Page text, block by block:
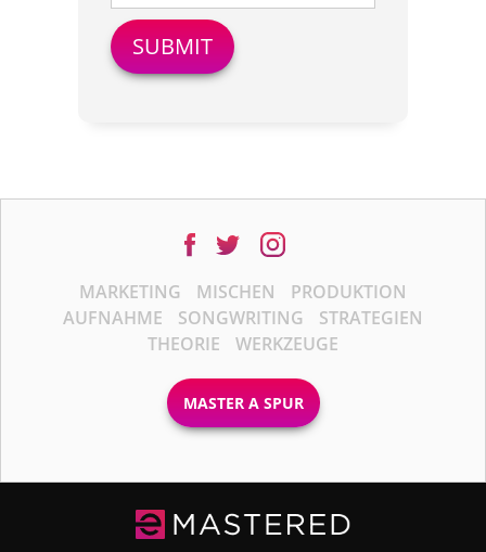
MARKETING MISCHEN
PRODUKTION
AUFNAHME
SONGWRITING
STRATEGIEN
THEORIE
WERKZEUGE
MASTER A SPUR